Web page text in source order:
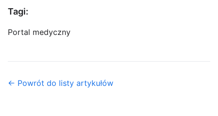
Tagi:
Portal medyczny
← Powrót do listy artykułów